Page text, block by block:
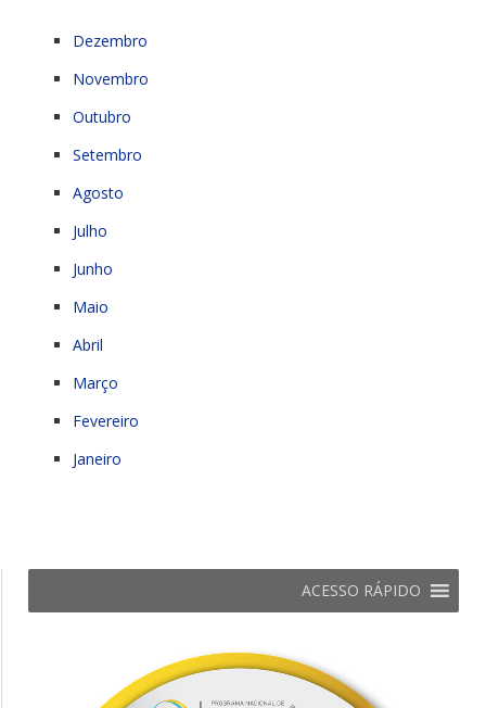
Dezembro
Novembro
Outubro
Setembro
Agosto
Julho
Junho
Maio
Abril
Março
Fevereiro
Janeiro
ACESSO RÁPIDO